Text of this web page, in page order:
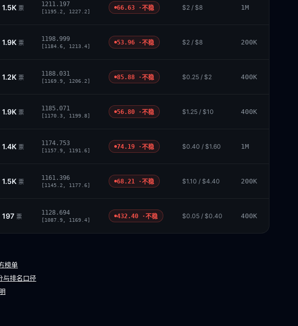
1.5K 票
1211.197
[1195.2, 1227.2]
66.63 ·不稳 $2 / $8 1M
1.9K 票
1198.999
[1184.6, 1213.4]
53.96 ·不稳 $2 / $8 200K
1.2K 票
1188.031
[1169.9, 1206.2]
85.88 ·不稳 $0.25 / $2 400K
1.9K 票
1185.071
[1170.3, 1199.8]
56.80 ·不稳 $1.25 / $10 400K
1.4K 票
1174.753
[1157.9, 1191.6]
74.19 ·不稳 $0.40 / $1.60 1M
1.5K 票
1161.396
[1145.2, 1177.6]
68.21 ·不稳 $1.10 / $4.40 200K
197 票
1128.694
[1087.9, 1169.4]
432.40 ·不稳 $0.05 / $0.40 400K
榜单
与排名口径